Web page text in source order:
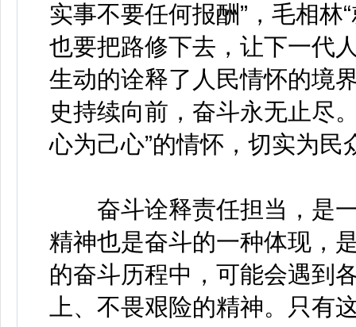
实事不要任何报酬”，毛相
也要把路修下去，让下一代
生动的诠释了人民情怀的境
史持续向前，奋斗永无止尽
心为己心”的情怀，切实为民
奋斗诠释责任担当，是一
精神也是奋斗的一种体现，
的奋斗历程中，可能会遇到
上、不畏艰险的精神。只有